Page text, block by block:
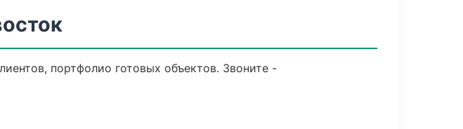
портфолио готовых объектов. Звоните -